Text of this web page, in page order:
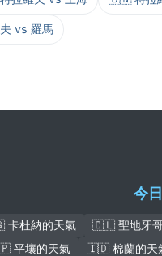
vs 羅馬
今
杜納的天氣 🇨🇱 聖地牙
平壤的天氣
🇮🇩 棉蘭的天